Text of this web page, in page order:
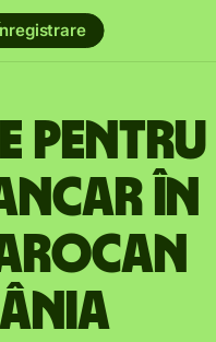
pentru
în